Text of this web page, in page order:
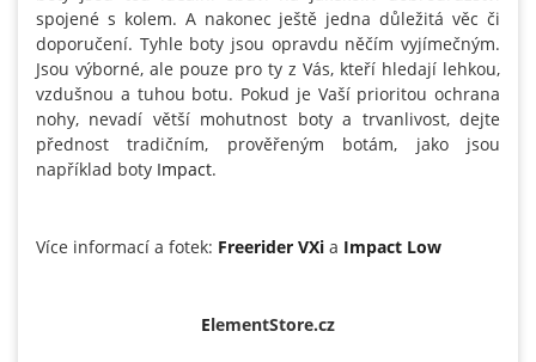
spojené s kolem. A nakonec ještě jedna důležitá věc či
doporučení. Tyhle boty jsou opravdu něčím vyjímečným.
Jsou výborné, ale pouze pro ty z Vás, kteří hledají lehkou,
vzdušnou a tuhou botu. Pokud je Vaší prioritou ochrana
nohy, nevadí větší mohutnost boty a trvanlivost, dejte
přednost tradičním, prověřeným botám, jako jsou
například boty Impact.
Více informací a fotek: Freerider VXi a Impact Low
ElementStore.cz